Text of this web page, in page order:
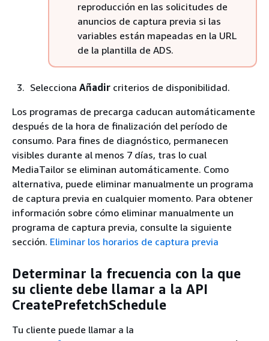
reproducción en las solicitudes de
anuncios de captura previa si las
variables están mapeadas en la URL
de la plantilla de ADS.
Selecciona Añadir criterios de disponibilidad.
Los programas de precarga caducan automáticamente
después de la hora de finalización del período de
consumo. Para fines de diagnóstico, permanecen
visibles durante al menos 7 días, tras lo cual
MediaTailor se eliminan automáticamente. Como
alternativa, puede eliminar manualmente un programa
de captura previa en cualquier momento. Para obtener
información sobre cómo eliminar manualmente un
programa de captura previa, consulte la siguiente
sección. Eliminar los horarios de captura previa
Determinar la frecuencia con la que
su cliente debe llamar a la API
CreatePrefetchSchedule
Tu cliente puede llamar a la